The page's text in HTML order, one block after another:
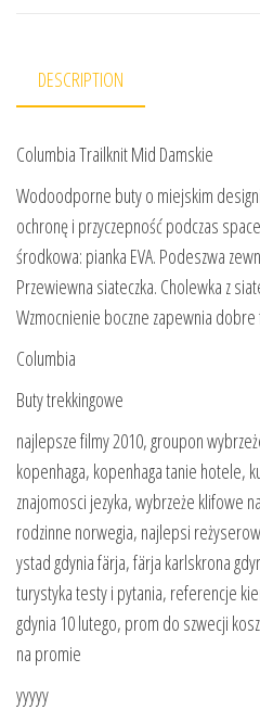
DESCRIPTION
Columbia Trailknit Mid Damskie
Wodoodporne buty o miejskim
ochronę i przyczepność podczas
środkowa: pianka EVA. Podeszwa
Przewiewna siateczka. Cholewka z
Wzmocnienie boczne zapewnia
Columbia
Buty trekkingowe
najlepsze filmy 2010, groupon
kopenhaga, kopenhaga tanie hotele,
znajomosci jezyka, wybrzeże klifowe
rodzinne norwegia, najlepsi
ystad gdynia färja, färja karlskrona
turystyka testy i pytania, referencje
gdynia 10 lutego, prom do szwecji
na promie
yyyyy